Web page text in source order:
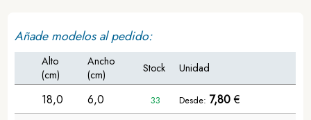
Añade modelos al pedido:
Alto
(cm)
Ancho
(cm)
Stock Unidad
18,0 6,0 33 Desde: 7,80€